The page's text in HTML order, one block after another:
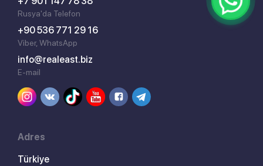
Rusya'da Telefon
+90 536 771 29 16
Viber, WhatsApp
info@realeast.biz
E-mail
Adres
Türkiye